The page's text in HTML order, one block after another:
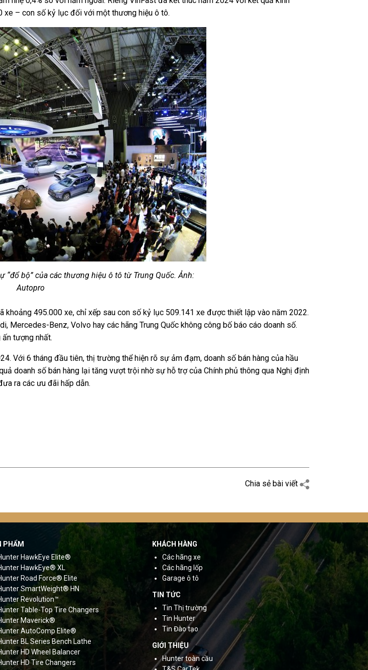
xe – con số kỷ lục đối với một thương hiệu ô tô.
“đổ bộ” của các thương hiệu ô tô từ Trung Quốc. Ảnh:
Autopro
495.000 xe, chỉ xếp sau con số kỷ lục 509.141 xe được thiết lập vào năm 2022.
Mercedes-Benz, Volvo hay các hãng Trung Quốc không công bố báo cáo doanh số.
tượng nhất.
Với 6 tháng đầu tiên, thị trường thể hiện rõ sự ảm đạm, doanh số bán hàng của hầu
doanh số bán hàng lại tăng vượt trội nhờ sự hỗ trợ của Chính phủ thông qua Nghị định
ra các ưu đãi hấp dẫn.
Chia sẻ bài viết
PHẨM
HawkEye Elite®
HawkEye® XL
Road Force® Elite
SmartWeight® HN
Revolution™
Table-Top Tire Changers
Maverick®
AutoComp Elite®
BL Series Bench Lathe
HD Wheel Balancer
HD Tire Changers
KHÁCH HÀNG
Các hãng xe
Các hãng lốp
Garage ô tô
TIN TỨC
Tin Thị trường
Tin Hunter
Tin Đào tạo
GIỚI THIỆU
Hunter toàn cầu